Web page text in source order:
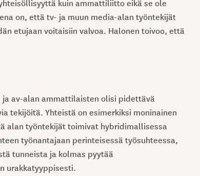
on, että tv- ja muun media-alan työntekijät
etujaan voitaisiin valvoa. Halonen toivoo, että
av-alan ammattilaisten olisi pidettävä
tekijöitä. Yhteistä on esimerkiksi moninainen
alan työntekijät toimivat hybridimallisessa
työnantajaan perinteisessä työsuhteessa,
tunneista ja kolmas pyytää
urakkatyyppisesti.